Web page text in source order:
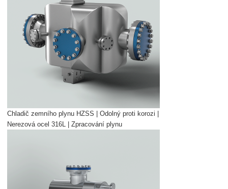
Chladič zemního plynu HZSS | Odolný proti korozi |
Nerezová ocel 316L | Zpracování plynu